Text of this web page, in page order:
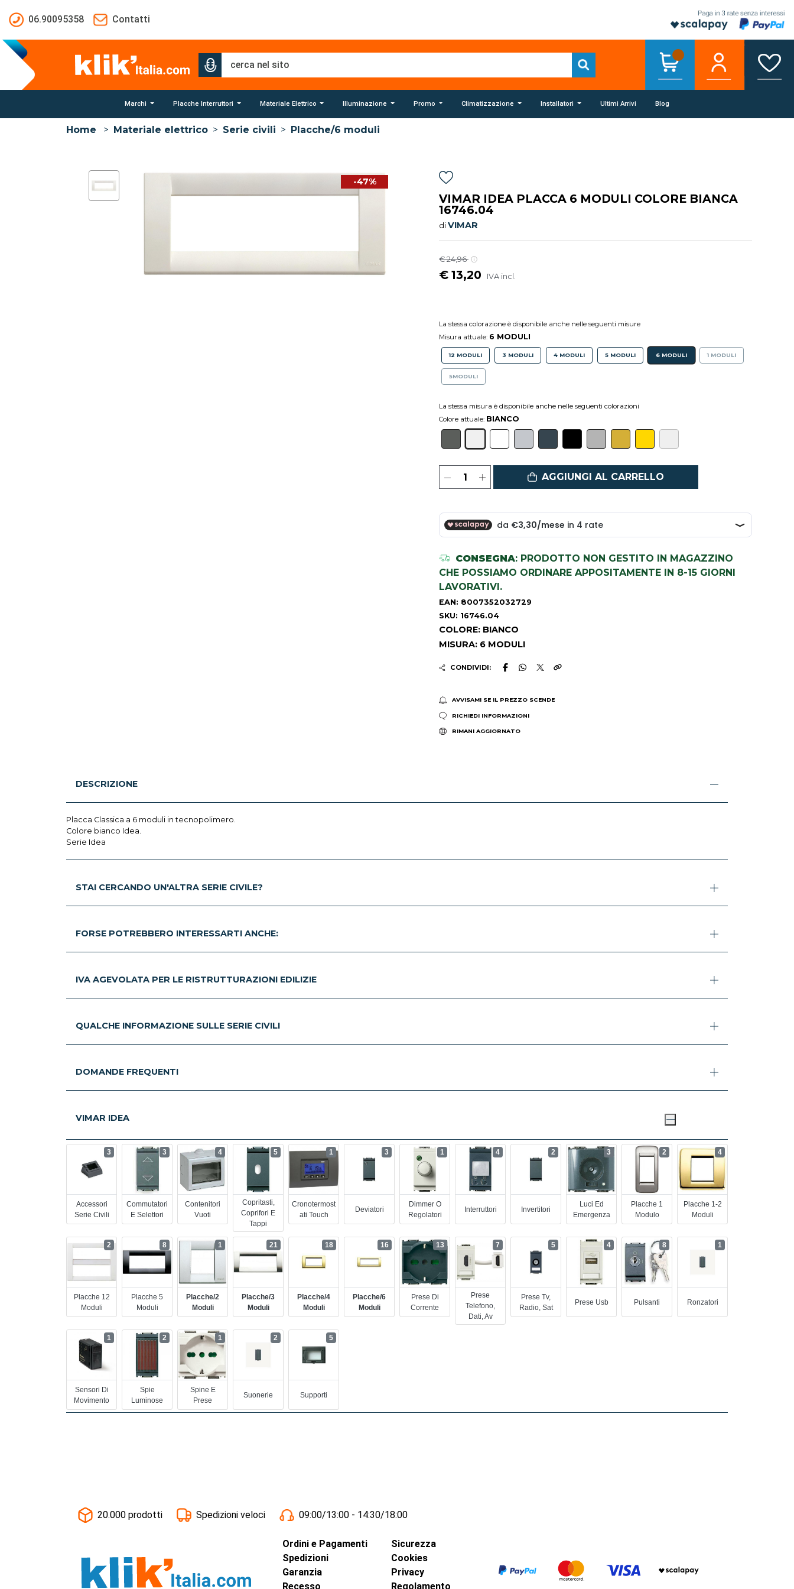
06.90095358
Contatti
Marchi Placche Interruttori Materiale Elettrico Illuminazione Promo Climatizzazione Installatori Ultimi Arrivi Blog
Home > Materiale elettrico > Serie civili > Placche/6 moduli
-47%
VIMAR IDEA PLACCA 6 MODULI COLORE BIANCA
16746.04
di VIMAR
€ 24,96
€ 13,20 IVA incl.
La stessa colorazione è disponibile anche nelle seguenti misure
Misura attuale: 6 MODULI
12 MODULI 3 MODULI 4 MODULI 5 MODULI 6 MODULI 1 MODULI
5MODULI
La stessa misura è disponibile anche nelle seguenti colorazioni
Colore attuale: BIANCO
AGGIUNGI AL CARRELLO
CONSEGNA: PRODOTTO NON GESTITO IN MAGAZZINO
CHE POSSIAMO ORDINARE APPOSITAMENTE IN 8-15 GIORNI
LAVORATIVI.
EAN: 8007352032729
SKU: 16746.04
COLORE: BIANCO
MISURA: 6 MODULI
CONDIVIDI:
AVVISAMI SE IL PREZZO SCENDE
RICHIEDI INFORMAZIONI
RIMANI AGGIORNATO
DESCRIZIONE
Placca Classica a 6 moduli in tecnopolimero.
Colore bianco Idea.
Serie Idea
STAI CERCANDO UN'ALTRA SERIE CIVILE?
FORSE POTREBBERO INTERESSARTI ANCHE:
IVA AGEVOLATA PER LE RISTRUTTURAZIONI EDILIZIE
QUALCHE INFORMAZIONE SULLE SERIE CIVILI
DOMANDE FREQUENTI
VIMAR IDEA
Accessori
Serie Civili
3
Commutatori
E Selettori
3
Contenitori
Vuoti
4
Copritasti,
Coprifori E
Tappi
5
Cronotermost
Ati Touch
1
Deviatori
3
Dimmer O
Regolatori
1
Interruttori
4
Invertitori
2
Luci Ed
Emergenza
3
Placche 1
Modulo
2
Placche 1-2
Moduli
4
Placche 12
Moduli
2
Placche 5
Moduli
8
Placche/2
Moduli
1
Placche/3
Moduli
21
Placche/4
Moduli
18
Placche/6
Moduli
16
Prese Di
Corrente
13
Prese
Telefono,
Dati, Av
7
Prese Tv,
Radio, Sat
5
Prese Usb
4
Pulsanti
8
Ronzatori
1
Sensori Di
Movimento
1
Spie
Luminose
2
Spine E
Prese
1
Suonerie
2
Supporti
5
20.000 prodotti Spedizioni veloci 09:00/13:00 - 14:30/18:00
Ordini e Pagamenti
Spedizioni
Garanzia
Recesso
Sicurezza
Cookies
Privacy
Regolamento